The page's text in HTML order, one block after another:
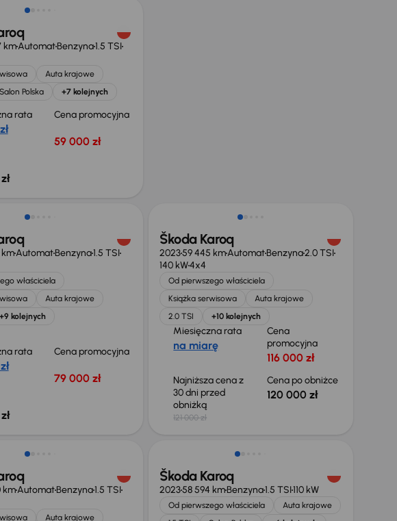
kmAutomatBenzyna1.5 TSI
Auta krajowe
Salon Polska +7 kolejnych
rata Cena promocyjna
59 000 zł
kmAutomatBenzyna1.5 TSI
właściciela
Auta krajowe
+9 kolejnych
rata Cena promocyjna
79 000 zł
Škoda Karoq
202359 445 kmAutomatBenzyna2.0 TSI
140 kW4x4
Od pierwszego właściciela
Książka serwisowa
Auta krajowe
2.0 TSI
+10 kolejnych
Miesięczna rata
na miarę
Cena
promocyjna
116 000 zł
Najniższa cena z
30 dni przed
obniżką
121 000 zł
Cena po obniżce
120 000 zł
kmAutomatBenzyna1.5 TSI
Auta krajowe
Taniej o 3 000 zł
Škoda Karoq
202358 594 kmBenzyna1.5 TSI110 kW
Od pierwszego właściciela
Auta krajowe